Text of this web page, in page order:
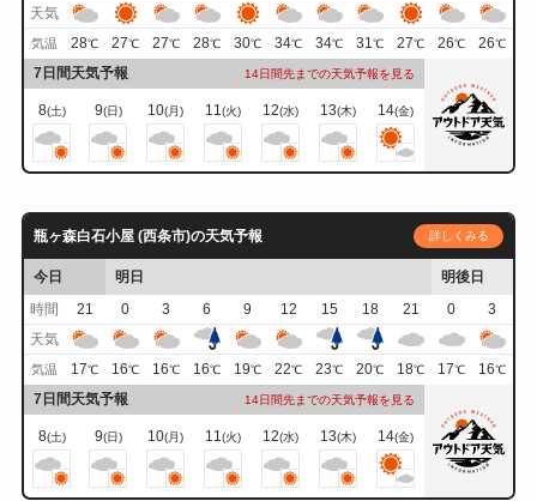
天気
気温 28℃ 27℃ 27℃ 28℃ 30℃ 34℃ 34℃ 31℃ 27℃ 26℃ 26℃
7日間天気予報 14日間先までの天気予報を見る
8(土) 9(日) 10(月) 11(火) 12(水) 13(木) 14(金)
瓶ヶ森白石小屋 (西条市)の天気予報 詳しくみる
今日 明日
明後日
時間
21 0 3 6 9 12 15 18 21 0
3
天気
気温 17℃ 16℃ 16℃ 16℃ 19℃ 22℃ 23℃ 20℃ 18℃ 17℃ 16℃
7日間天気予報 14日間先までの天気予報を見る
8(土) 9(日) 10(月) 11(火) 12(水) 13(木) 14(金)